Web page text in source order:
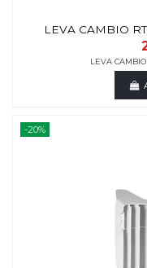
LEVA CAMBIO
LEVA CAMBIO
-20%